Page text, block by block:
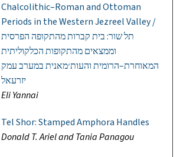
Chalcolithic–Roman and Ottoman
Periods in the Western Jezreel Valley /
תל שור: בית קברות מהתקופה הפרסית
וממצאים מהתקופות הכלקוליתית
המאוחרת–הרומית והעות׳מאנית במערב עמק
יזרעאל
Eli Yannai
Tel Shor: Stamped Amphora Handles
Donald T. Ariel and Tania Panagou